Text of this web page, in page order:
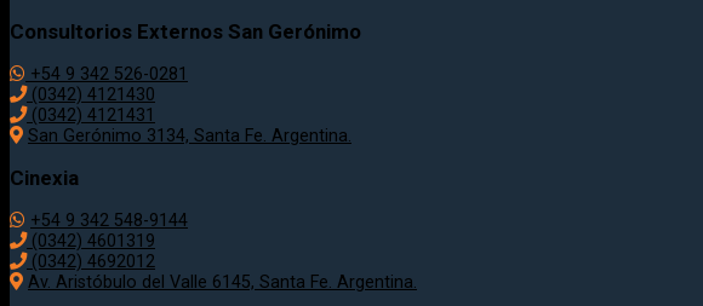
Consultorios Externos San Gerónimo
+54 9 342 526-0281
(0342) 4121430
(0342) 4121431
San Gerónimo 3134, Santa Fe. Argentina.
Cinexia
+54 9 342 548-9144
(0342) 4601319
(0342) 4692012
Av. Aristóbulo del Valle 6145, Santa Fe. Argentina.